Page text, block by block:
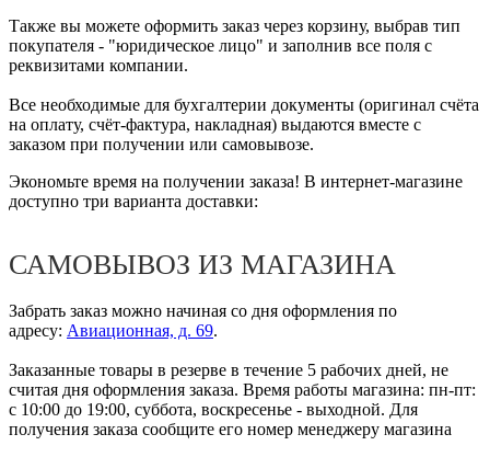
Также вы можете оформить заказ через корзину, выбрав тип
покупателя - "юридическое лицо" и заполнив все поля с
реквизитами компании.
Все необходимые для бухгалтерии документы (оригинал счёта
на оплату, счёт-фактура, накладная) выдаются вместе с
заказом при получении или самовывозе.
Экономьте время на получении заказа! В интернет-магазине
доступно три варианта доставки:
САМОВЫВОЗ ИЗ МАГАЗИНА
Забрать заказ можно начиная со дня оформления по
адресу: Авиационная, д. 69.
Заказанные товары в резерве в течение 5 рабочих дней, не
считая дня оформления заказа. Время работы магазина: пн-пт:
с 10:00 до 19:00, суббота, воскресенье - выходной. Для
получения заказа сообщите его номер менеджеру магазина